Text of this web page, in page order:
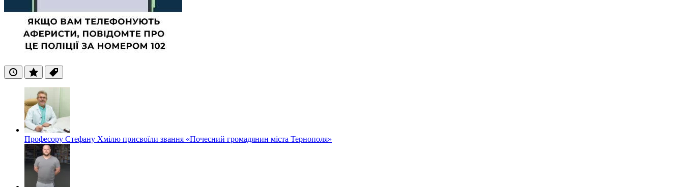
ОстанніПопулярні
Теги
Професору Стефану Хмілю присвоїли звання «Почесний громадянин міста Тернополя»